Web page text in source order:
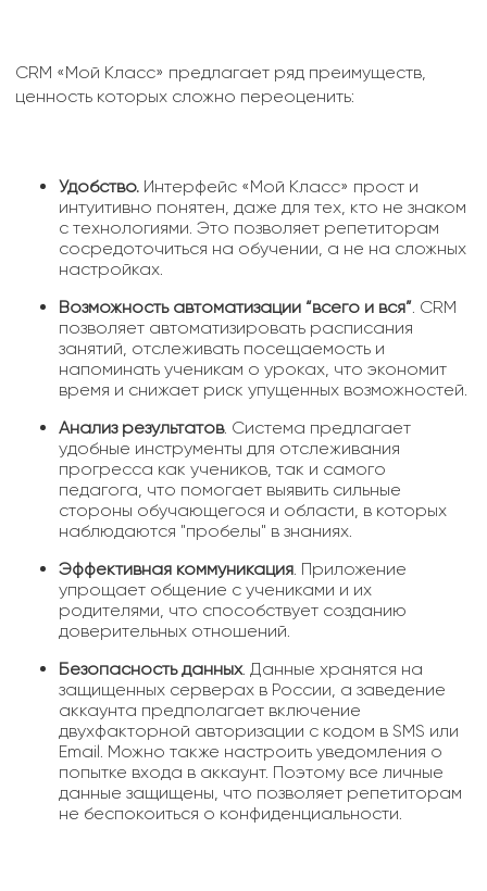
CRM «Мой Класс» предлагает ряд преимуществ,
ценность которых сложно переоценить:
Удобство. Интерфейс «Мой Класс» прост и
интуитивно понятен, даже для тех, кто не знаком
с технологиями. Это позволяет репетиторам
сосредоточиться на обучении, а не на сложных
настройках.
Возможность автоматизации “всего и вся”. CRM
позволяет автоматизировать расписания
занятий, отслеживать посещаемость и
напоминать ученикам о уроках, что экономит
время и снижает риск упущенных возможностей.
Анализ результатов. Система предлагает
удобные инструменты для отслеживания
прогресса как учеников, так и самого
педагога, что помогает выявить сильные
стороны обучающегося и области, в которых
наблюдаются "пробелы" в знаниях.
Эффективная коммуникация. Приложение
упрощает общение с учениками и их
родителями, что способствует созданию
доверительных отношений.
Безопасность данных. Данные хранятся на
защищенных серверах в России, а заведение
аккаунта предполагает включение
двухфакторной авторизации с кодом в SMS или
Email. Можно также настроить уведомления о
попытке входа в аккаунт. Поэтому все личные
данные защищены, что позволяет репетиторам
не беспокоиться о конфиденциальности.